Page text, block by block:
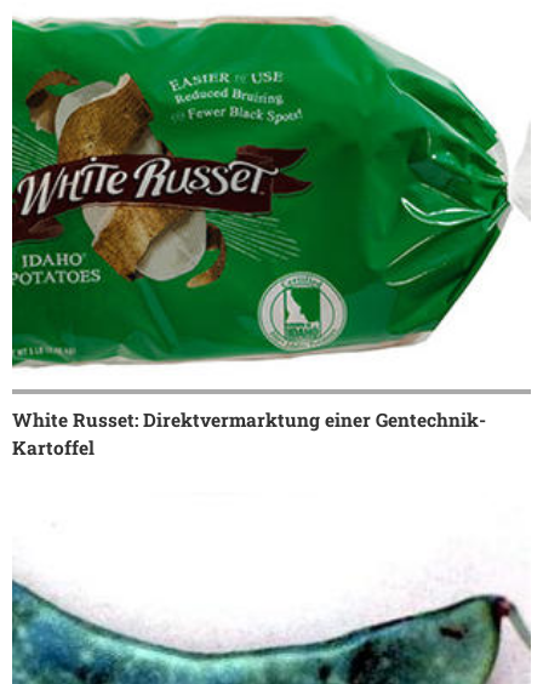
White Russet: Direktvermarktung einer Gentechnik-
Kartoffel